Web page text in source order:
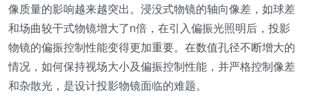
像质量的影响越来越突出。浸没式物镜的轴向像差，如球差
和场曲较干式物镜增大了n倍，在引入偏振光照明后，投影
物镜的偏振控制性能变得更加重要。在数值孔径不断增大的
情况，如何保持视场大小及偏振控制性能，并严格控制像差
和杂散光，是设计投影物镜面临的难题。